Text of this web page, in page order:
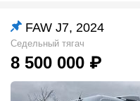
FAW J7, 2024
Седельный тягач
8 500 000 ₽